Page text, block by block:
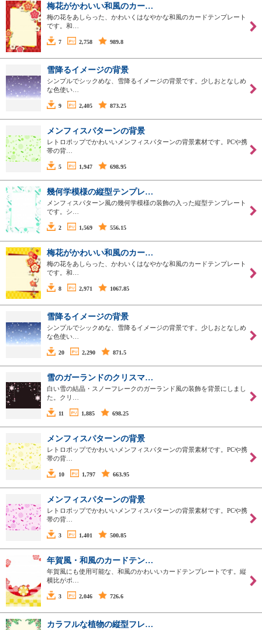
梅花がかわいい和風のカー…
梅の花をあしらった、かわいくはなやかな和風のカードテンプレート
です。和…
7 2,758 989.8
雪降るイメージの背景
シンプルでシックめな、雪降るイメージの背景です。少しおとなしめ
な色使い…
9 2,405 873.25
メンフィスパターンの背景
レトロポップでかわいいメンフィスパターンの背景素材です。PCや携
帯の背…
5 1,947 698.95
幾何学模様の縦型テンプレ…
メンフィスパターン風の幾何学模様の装飾の入った縦型テンプレート
です。シ…
2 1,569 556.15
梅花がかわいい和風のカー…
梅の花をあしらった、かわいくはなやかな和風のカードテンプレート
です。和…
8 2,971 1067.85
雪降るイメージの背景
シンプルでシックめな、雪降るイメージの背景です。少しおとなしめ
な色使い…
20 2,290 871.5
雪のガーランドのクリスマ…
白い雪の結晶・スノーフレークのガーランド風の装飾を背景にしまし
た。クリ…
11 1,885 698.25
メンフィスパターンの背景
レトロポップでかわいいメンフィスパターンの背景素材です。PCや携
帯の背…
10 1,797 663.95
メンフィスパターンの背景
レトロポップでかわいいメンフィスパターンの背景素材です。PCや携
帯の背…
3 1,401 500.85
年賀風・和風のカードテン…
年賀風にも使用可能な、和風のかわいいカードテンプレートです。縦
横比がポ…
3 2,046 726.6
カラフルな植物の縦型フレ…